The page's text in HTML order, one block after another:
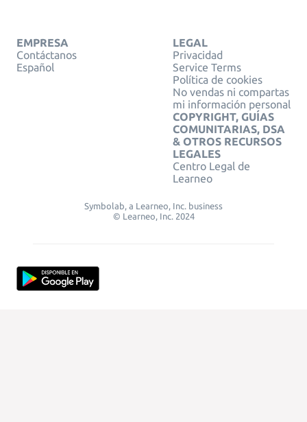
EMPRESA
Contáctanos
Español
LEGAL
Privacidad
Service Terms
Política de cookies
No vendas ni compartas
mi información personal
COPYRIGHT, GUÍAS
COMUNITARIAS, DSA
& OTROS RECURSOS
LEGALES
Centro Legal de
Learneo
Symbolab, a Learneo, Inc. business
© Learneo, Inc. 2024